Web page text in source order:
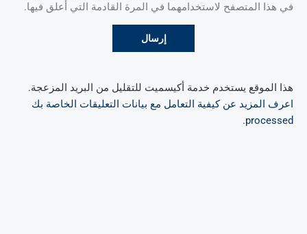
في هذا المتصفح لاستخدامهما في المرة القادمة التي أعلق فيها.
هذا الموقع يستخدم خدمة أكيسميت للتقليل من البريد المزعجة.
اعرف المزيد عن كيفية التعامل مع بيانات التعليقات الخاصة بك
processed
.